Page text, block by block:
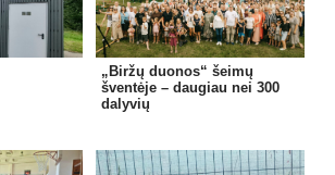
„Biržų duonos“ šeimų
šventėje – daugiau nei 300
dalyvių